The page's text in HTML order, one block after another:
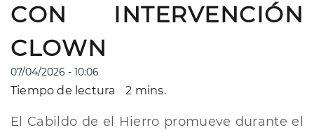
CON INTERVENCIÓN
CLOWN
07/04/2026 - 10:06
Tiempo de lectura 2 mins.
El Cabildo de el Hierro promueve durante el